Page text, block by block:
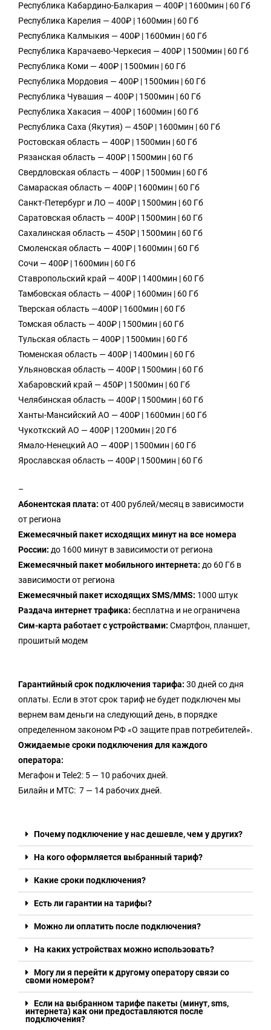
Республика Кабардино-Балкария — 400₽ | 1600мин | 60 Гб
Республика Карелия — 400₽ | 1600мин | 60 Гб
Республика Калмыкия — 400₽ | 1600мин | 60 Гб
Республика Карачаево-Черкесия — 400₽ | 1500мин | 60 Гб
Республика Коми — 400₽ | 1500мин | 60 Гб
Республика Мордовия — 400₽ | 1500мин | 60 Гб
Республика Чувашия — 400₽ | 1500мин | 60 Гб
Республика Хакасия — 400₽ | 1600мин | 60 Гб
Республика Саха (Якутия) — 450₽ | 1600мин | 60 Гб
Ростовская область — 400₽ | 1500мин | 60 Гб
Рязанская область — 400₽ | 1500мин | 60 Гб
Свердловская область — 400₽ | 1500мин | 60 Гб
Самараская область — 400₽ | 1600мин | 60 Гб
Санкт-Петербург и ЛО — 400₽ | 1500мин | 60 Гб
Саратовская область — 400₽ | 1500мин | 60 Гб
Сахалинская область — 450₽ | 1500мин | 60 Гб
Смоленская область — 400₽ | 1600мин | 60 Гб
Сочи — 400₽ | 1600мин | 60 Гб
Ставропольский край — 400₽ | 1400мин | 60 Гб
Тамбовская область — 400₽ | 1600мин | 60 Гб
Тверская область —400₽ | 1600мин | 60 Гб
Томская область — 400₽ | 1500мин | 60 Гб
Тульская область — 400₽ | 1500мин | 60 Гб
Тюменская область — 400₽ | 1400мин | 60 Гб
Ульяновская область — 400₽ | 1500мин | 60 Гб
Хабаровский край — 450₽ | 1500мин | 60 Гб
Челябинская область — 400₽ | 1500мин | 60 Гб
Ханты-Мансийский АО — 400₽ | 1600мин | 60 Гб
Чукоткский АО — 400₽ | 1200мин | 20 Гб
Ямало-Ненецкий АО — 400₽ | 1500мин | 60 Гб
Ярославская область — 400₽ | 1500мин | 60 Гб
–
Абонентская плата: от 400 рублей/месяц в зависимости
от региона
Ежемесячный пакет исходящих минут на все номера
России: до 1600 минут в зависимости от региона
Ежемесячный пакет мобильного интернета: до 60 Гб в
зависимости от региона
Ежемесячный пакет исходящих SMS/MMS: 1000 штук
Раздача интернет трафика: бесплатна и не ограничена
Сим-карта работает с устройствами: Смартфон, планшет,
прошитый модем
Гарантийный срок подключения тарифа: 30 дней со дня
оплаты. Если в этот срок тариф не будет подключен мы
вернем вам деньги на следующий день, в порядке
определенном законом РФ «О защите прав потребителей».
Ожидаемые сроки подключения для каждого
оператора:
Мегафон и Tele2: 5 — 10 рабочих дней.
Билайн и МТС: 7 — 14 рабочих дней.
Почему подключение у нас дешевле, чем у других?
На кого оформляется выбранный тариф?
Какие сроки подключения?
Есть ли гарантии на тарифы?
Можно ли оплатить после подключения?
На каких устройствах можно использовать?
Могу ли я перейти к другому оператору связи со
своми номером?
Если на выбранном тарифе пакеты (минут, sms,
интернета) как они предоставляются после
подключения?